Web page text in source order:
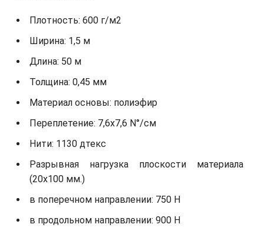
Плотность: 600 г/м2
Ширина: 1,5 м
Длина: 50 м
Толщина: 0,45 мм
Материал основы: полиэфир
Переплетение: 7,6х7,6 N°/см
Нити: 1130 дтекс
Разрывная нагрузка плоскости материала
(20х100 мм.)
в поперечном направлении: 750 Н
в продольном направлении: 900 Н